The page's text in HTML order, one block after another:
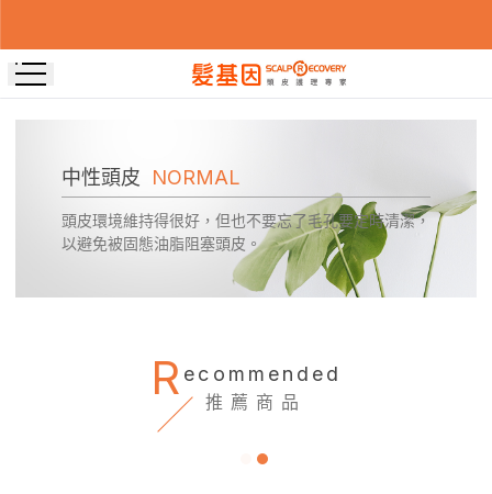
中性頭皮 NORMAL
頭皮環境維持得很好，但也不要忘了毛孔要定時清潔，
以避免被固態油脂阻塞頭皮。
R ecommended
推薦商品